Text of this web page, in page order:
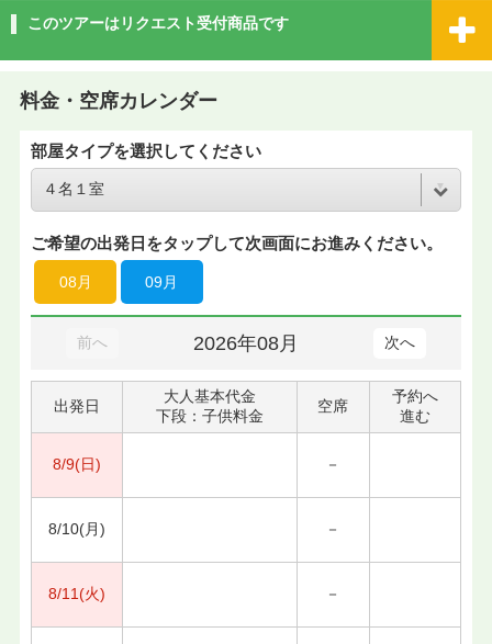
このツアーはリクエスト受付商品です
料金・空席カレンダー
部屋タイプを選択してください
ご希望の出発日をタップして次画面にお進みください。
08月 09月
前へ 2026年08月 次へ
出発日
大人基本代金
下段：子供料金
空席
予約へ
進む
8/9(日) －
8/10(月) －
8/11(火) －